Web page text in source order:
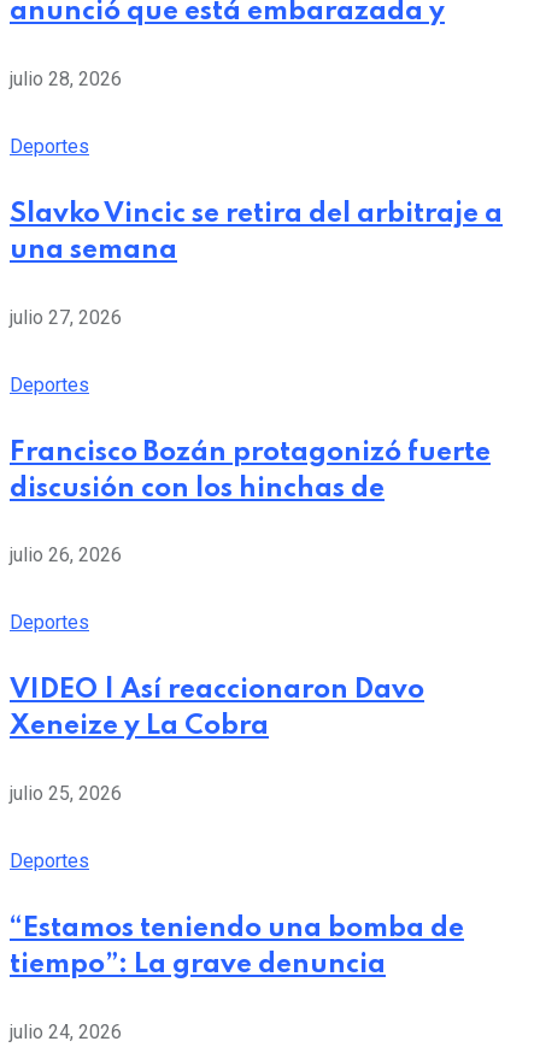
anunció que está embarazada y
julio 28, 2026
Deportes
Slavko Vincic se retira del arbitraje a
una semana
julio 27, 2026
Deportes
Francisco Bozán protagonizó fuerte
discusión con los hinchas de
julio 26, 2026
Deportes
VIDEO | Así reaccionaron Davo
Xeneize y La Cobra
julio 25, 2026
Deportes
“Estamos teniendo una bomba de
tiempo”: La grave denuncia
julio 24, 2026